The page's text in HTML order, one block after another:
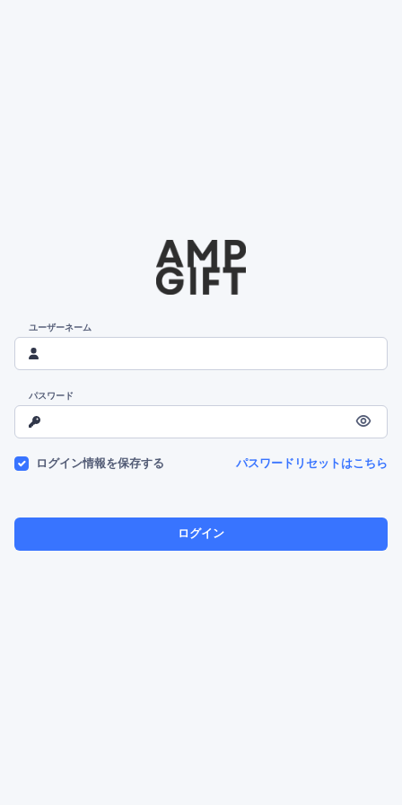
ユーザーネーム
パスワード
ログイン情報を保存する パスワードリセットはこちら
ログイン